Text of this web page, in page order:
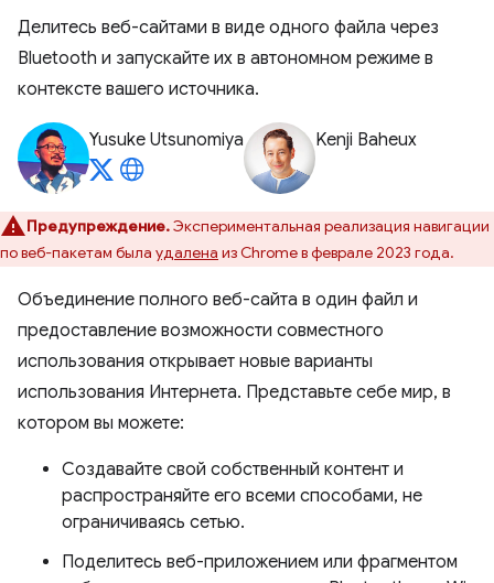
Делитесь веб-сайтами в виде одного файла через
Bluetooth и запускайте их в автономном режиме в
контексте вашего источника.
Yusuke Utsunomiya Kenji Baheux
Предупреждение.Экспериментальная реализация навигации
по веб-пакетам была удалена из Chrome в феврале 2023 года.
Объединение полного веб-сайта в один файл и
предоставление возможности совместного
использования открывает новые варианты
использования Интернета. Представьте себе мир, в
котором вы можете:
Создавайте свой собственный контент и
распространяйте его всеми способами, не
ограничиваясь сетью.
Поделитесь веб-приложением или фрагментом